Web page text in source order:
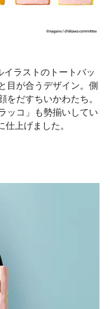
イラストのトートバッ
目が合うデザイン。側
だすちいかわたち。
ッコ」も勢揃いしてい
上げました。